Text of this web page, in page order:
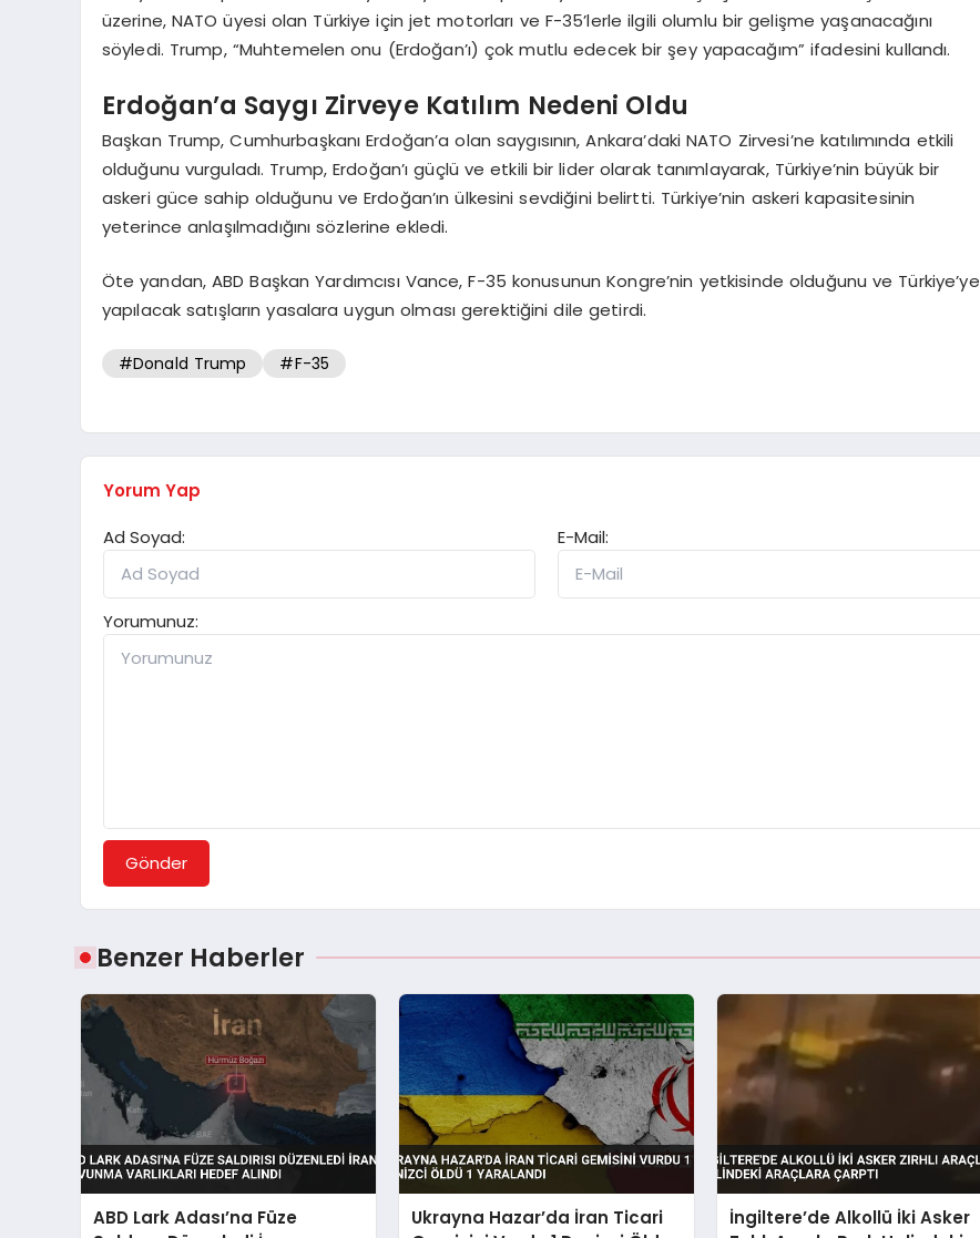
üzerine, NATO üyesi olan Türkiye için jet motorları ve F-35’lerle ilgili olumlu bir gelişme yaşanacağını
söyledi. Trump, “Muhtemelen onu (Erdoğan’ı) çok mutlu edecek bir şey yapacağım” ifadesini kullandı.
Erdoğan’a Saygı Zirveye Katılım Nedeni Oldu
Başkan Trump, Cumhurbaşkanı Erdoğan’a olan saygısının, Ankara’daki NATO Zirvesi’ne katılımında etkili
olduğunu vurguladı. Trump, Erdoğan’ı güçlü ve etkili bir lider olarak tanımlayarak, Türkiye’nin büyük bir
askeri güce sahip olduğunu ve Erdoğan’ın ülkesini sevdiğini belirtti. Türkiye’nin askeri kapasitesinin
yeterince anlaşılmadığını sözlerine ekledi.
Öte yandan, ABD Başkan Yardımcısı Vance, F-35 konusunun Kongre’nin yetkisinde olduğunu ve Türkiye’ye
yapılacak satışların yasalara uygun olması gerektiğini dile getirdi.
#Donald Trump #F-35
Yorum Yap
Ad Soyad:
E-Mail:
Yorumunuz:
Gönder
Benzer Haberler
ABD Lark Adası’na Füze
Ukrayna Hazar’da İran Ticari
İngiltere’de Alkollü İki Asker